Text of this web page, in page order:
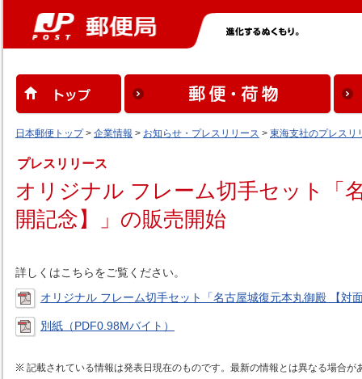
日本郵便トップ> 企業情報 > お知らせ・プレスリリース > 東海支社のプレスリ
プレスリリース
オリジナル フレーム切手セット「
開記念】」の販売開始
詳しくはこちらをご覧ください。
オリジナル フレーム切手セット「名古屋城復元本丸御殿 【
別紙（PDF0.98Mバイト）
記載されている情報は発表日現在のものです。最新の情報とは異なる場合が